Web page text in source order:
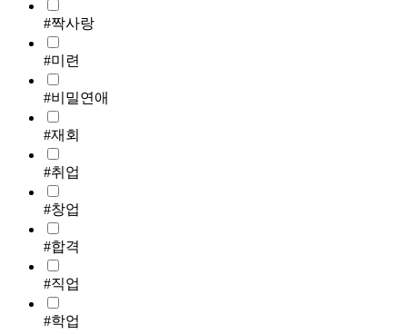
#짝사랑
#미련
#비밀연애
#재회
#취업
#창업
#합격
#직업
#학업